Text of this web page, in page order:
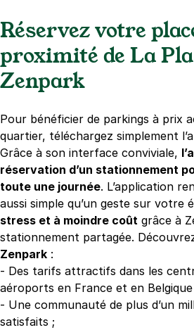
Réservez votre
proximité de La
Zenpark
Pour bénéficier de parkings à prix
quartier, téléchargez simplement
Grâce à son interface conviviale,
réservation d’un stationnement
toute une journée. L’application
aussi simple qu’un geste sur votre
stress et à moindre coût grâce à
stationnement partagée.
Zenpark :
- Des tarifs attractifs dans les
aéroports en France et en Belgique
- Une communauté de plus d’un
satisfaits ;